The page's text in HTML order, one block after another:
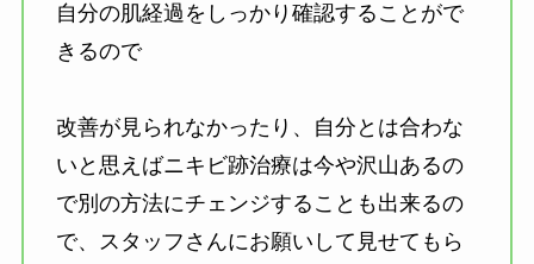
自分の肌経過をしっかり確認することがで
きるので
改善が見られなかったり、自分とは合わな
いと思えばニキビ跡治療は今や沢山あるの
で別の方法にチェンジすることも出来るの
で、スタッフさんにお願いして見せてもら